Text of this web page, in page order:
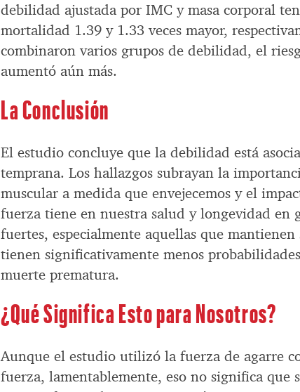
debilidad ajustada por IMC y masa corporal
mortalidad 1.39 y 1.33 veces mayor,
combinaron varios grupos de debilidad, el
aumentó aún más.
La Conclusión
El estudio concluye que la debilidad está
temprana. Los hallazgos subrayan la
muscular a medida que envejecemos y el
fuerza tiene en nuestra salud y longevidad en
fuertes, especialmente aquellas que
tienen significativamente menos
muerte prematura.
¿Qué Significa Esto para Nosotros?
Aunque el estudio utilizó la fuerza de agarre
fuerza, lamentablemente, eso no significa que